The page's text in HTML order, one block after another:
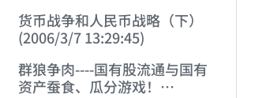
货币战争和人民币战略（下）
(2006/3/7 13:29:45)
群狼争肉----国有股流通与国有
资产蚕食、瓜分游戏！